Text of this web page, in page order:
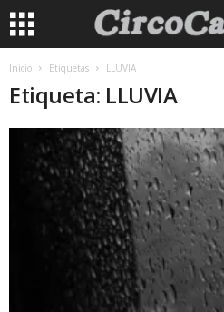
Inicio Etiquetas LLUVIA
Etiqueta: LLUVIA